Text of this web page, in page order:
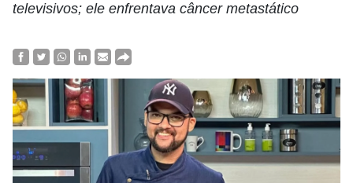
televisivos; ele enfrentava câncer metastático